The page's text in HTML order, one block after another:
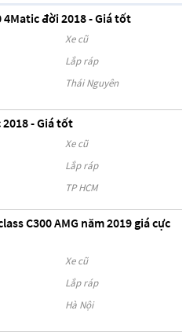
4Matic đời 2018 - Giá tốt
Xe cũ
Lắp ráp
Thái Nguyên
2018 - Giá tốt
Xe cũ
Lắp ráp
TP HCM
C300 AMG năm 2019 giá cực
Xe cũ
Lắp ráp
Hà Nội